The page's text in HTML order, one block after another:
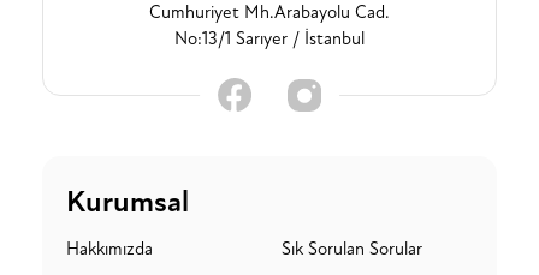
Cumhuriyet Mh.Arabayolu Cad.
No:13/1 Sarıyer / İstanbul
Kurumsal
Hakkımızda
Sık Sorulan Sorular